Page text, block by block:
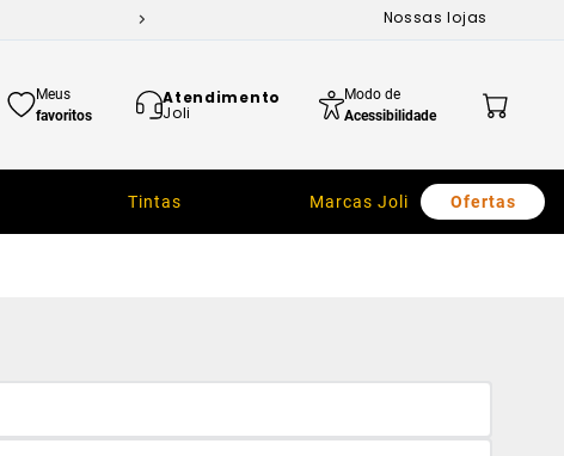
Nossas lojas
Meus
favoritos
Atendimento
Joli
Modo de
Acessibilidade
Tintas Marcas Joli Ofertas